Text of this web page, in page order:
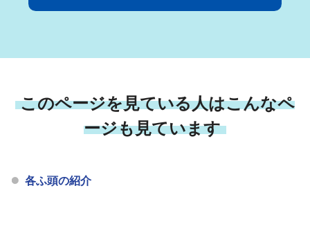
このページを見ている人はこんなペ
ージも見ています
各ふ頭の紹介